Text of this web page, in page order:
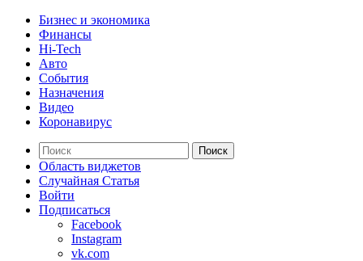
Бизнес и экономика
Финансы
Hi-Tech
Авто
События
Назначения
Видео
Коронавирус
Поиск
Область виджетов
Случайная Статья
Войти
Подписаться
Facebook
Instagram
vk.com